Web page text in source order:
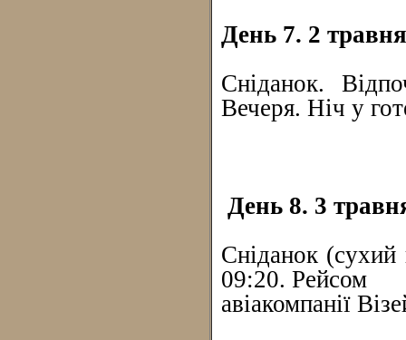
День 7. 2
Сніданок.
Вечеря. Ніч у
День 8. 3
Сніданок
09:20. Рейсом
авіакомпанії